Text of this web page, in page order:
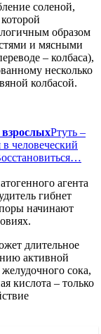
соленой,
образом
и мясными
– колбаса),
несколько
колбасой.
Ртуть –
человеческий
агента
гибнет
начинают
длительное
активной
сока,
кислота – только